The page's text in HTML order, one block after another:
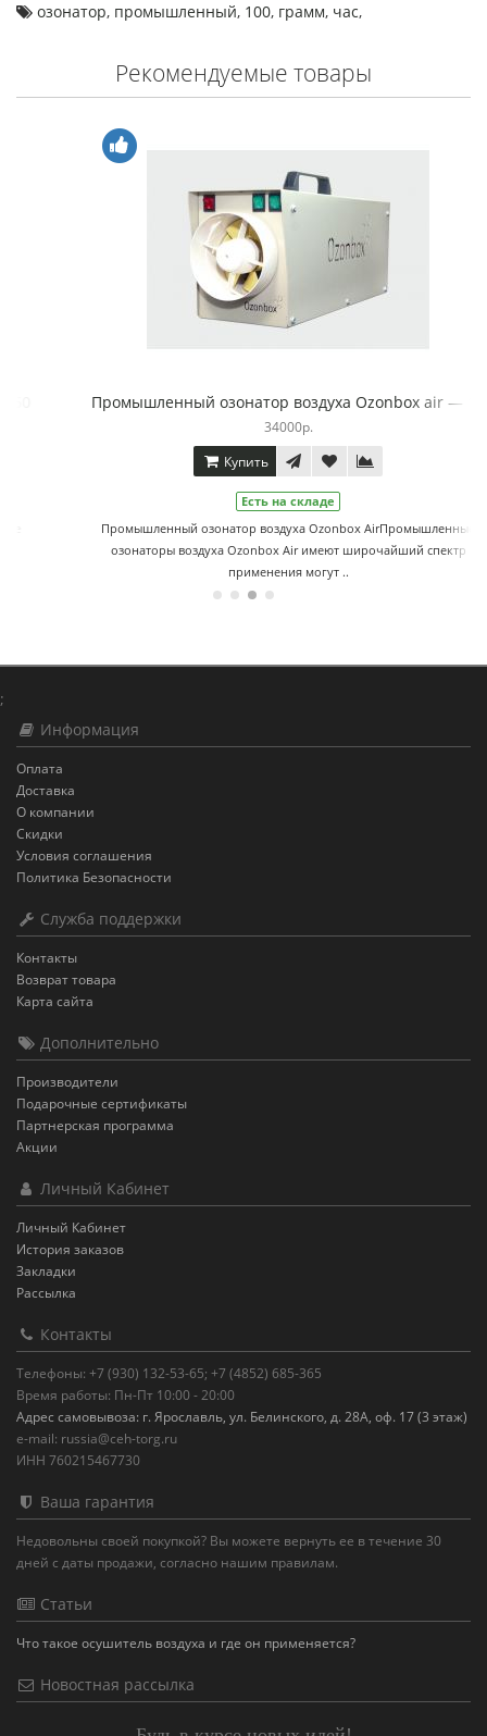
озонатор, промышленный, 100, грамм, час,
Рекомендуемые товары
Промышленный озонатор воздуха Ozonbox air — 15
34000р.
Купить
Есть на складе
Промышленный озонатор воздуха Ozonbox AirПромышленные
озонаторы воздуха Ozonbox Аir имеют широчайший спектр
применения могут ..
;
Информация
Оплата
Доставка
О компании
Скидки
Условия соглашения
Политика Безопасности
Служба поддержки
Контакты
Возврат товара
Карта сайта
Дополнительно
Производители
Подарочные сертификаты
Партнерская программа
Акции
Личный Кабинет
Личный Кабинет
История заказов
Закладки
Рассылка
Контакты
Телефоны: +7 (930) 132-53-65; +7 (4852) 685-365
Время работы: Пн-Пт 10:00 - 20:00
Адрес самовывоза: г. Ярославль, ул. Белинского, д. 28А, оф. 17 (3 этаж)
e-mail: russia@ceh-torg.ru
ИНН 760215467730
Ваша гарантия
Недовольны своей покупкой? Вы можете вернуть ее в течение 30
дней с даты продажи, согласно нашим правилам.
Статьи
Что такое осушитель воздуха и где он применяется?
Новостная рассылка